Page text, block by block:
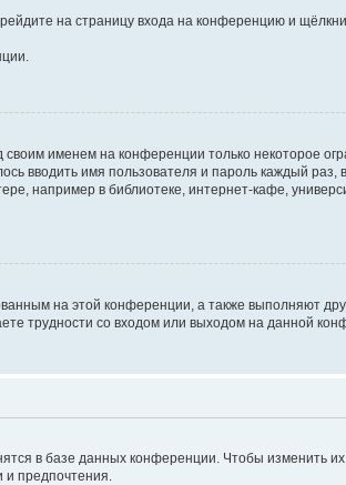
на страницу входа на конференцию и
своим именем на конференции только некоторое
вводить имя пользователя и пароль каждый
например в библиотеке, интернет-кафе,
на этой конференции, а также выполняют
трудности со входом или выходом на данной
в базе данных конференции. Чтобы изменить
и предпочтения.